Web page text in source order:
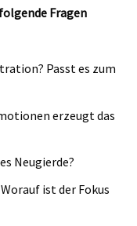
Fragen
Passt es zum
erzeugt das
Neugierde?
ist der Fokus